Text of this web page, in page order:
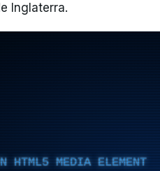
Inglaterra.
HTML5 MEDIA ELEMENT